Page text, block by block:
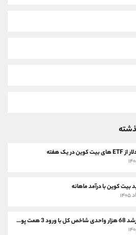
بورس 9 تیر 1405؛ رشد 68 هزار واحدی شاخص کل با ورود 3 همت پول حقیقی